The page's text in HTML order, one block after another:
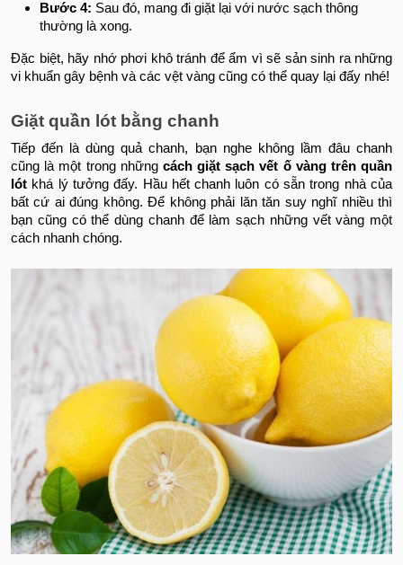
Bước 4: Sau đó, mang đi giặt lại với nước sạch thông
thường là xong.
Đặc biệt, hãy nhớ phơi khô tránh để ẩm vì sẽ sản sinh ra những
vi khuẩn gây bệnh và các vệt vàng cũng có thể quay lại đấy nhé!
Giặt quần lót bằng chanh
Tiếp đến là dùng quả chanh, bạn nghe không lầm đâu chanh
cũng là một trong những cách giặt sạch vết ố vàng trên quần
lót khá lý tưởng đấy. Hầu hết chanh luôn có sẵn trong nhà của
bất cứ ai đúng không. Để không phải lăn tăn suy nghĩ nhiều thì
bạn cũng có thể dùng chanh để làm sạch những vết vàng một
cách nhanh chóng.